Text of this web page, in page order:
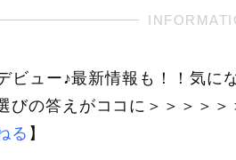
ビュー♪最新情報も！！気に
びの答えがココに＞＞＞＞＞
る 】